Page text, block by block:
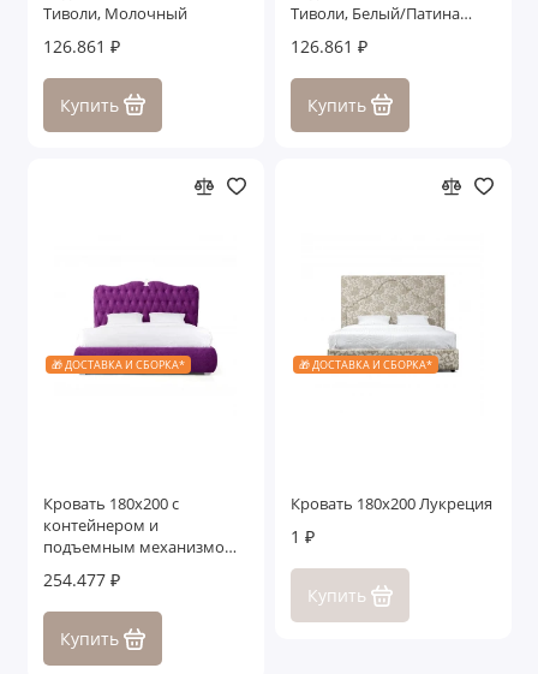
Тиволи, Молочный
126.861 ₽
Купить
Тиволи, Белый/Патина
126.861 ₽
Купить
🎁 ДОСТАВКА И СБОРКА*
Кровать 180x200 с
контейнером и
подъемным механизмом
254.477 ₽
Купить
🎁 ДОСТАВКА И СБОРКА*
Кровать 180x200 Лукреция
1 ₽
Купить